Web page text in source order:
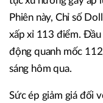
Phiên này, Chỉ số
xấp xỉ 113 điểm. Đầu
động quanh mốc
sáng hôm qua.
Sức ép giảm giá đối